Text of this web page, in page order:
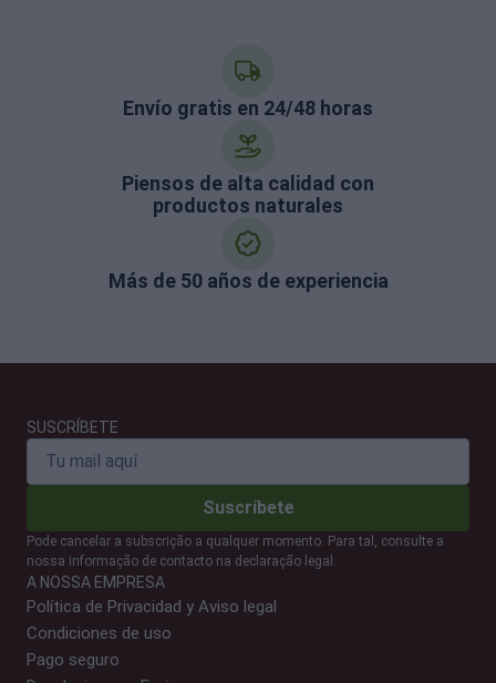
Envío gratis en 24/48 horas
Piensos de alta calidad con
productos naturales
Más de 50 años de experiencia
SUSCRÍBETE
Suscríbete
Pode cancelar a subscrição a qualquer momento. Para tal, consulte a
nossa informação de contacto na declaração legal.
A NOSSA EMPRESA
Política de Privacidad y Aviso legal
Condiciones de uso
Pago seguro